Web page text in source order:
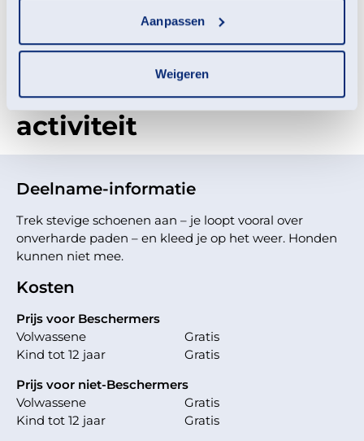
Aanpassen
Weigeren
onverharde paden – en kleed je op het weer. Honden
Meld je aan voor deze
activiteit
Deelname-informatie
Trek stevige schoenen aan – je loopt vooral over
onverharde paden – en kleed je op het weer. Honden
kunnen niet mee.
Kosten
Prijs voor Beschermers
Volwassene
Gratis
Kind tot 12 jaar
Gratis
Prijs voor niet-Beschermers
Volwassene
Gratis
Kind tot 12 jaar
Gratis